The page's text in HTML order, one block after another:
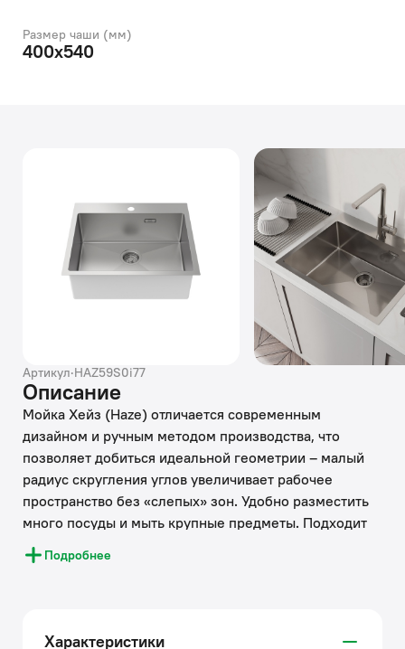
Размер чаши (мм)
400х540
Артикул·HAZ59S0i77
Описание
Мойка Хейз (Haze) отличается современным
дизайном и ручным методом производства, что
позволяет добиться идеальной геометрии – малый
радиус скругления углов увеличивает рабочее
пространство без «слепых» зон. Удобно разместить
много посуды и мыть крупные предметы. Подходит
для шкафа от 60 см. Глубина 20 см.
составляет 570х490 мм.
Подробнее
Характеристики